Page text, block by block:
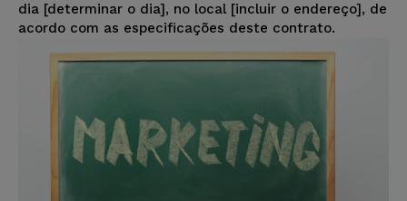
dia [determinar o dia], no local [incluir o endereço], de
acordo com as especificações deste contrato.